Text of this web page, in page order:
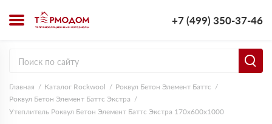
+7 (499) 350-37-46
Главная Каталог Rockwool
Роквул Бетон Элемент Баттс
Роквул Бетон Элемент Баттс Экстра
Утеплитель Роквул Бетон Элемент Баттс Экстра 170х600х1000